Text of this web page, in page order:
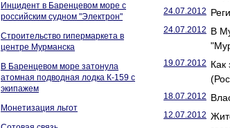
Инцидент в Баренцевом море с
российским судном "Электрон"
Строительство гипермаркета в
центре Мурманска
В Баренцевом море затонула
атомная подводная лодка К-159 с
экипажем
Монетизация льгот
24.07.2012
24.07.2012 В
19.07.2012 Как
18.07.2012
12.07.2012